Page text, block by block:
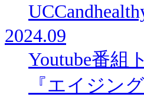
2024.09
Youtube番組
『エイジン